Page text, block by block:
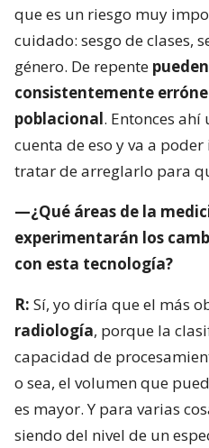
que es un riesgo muy
cuidado: sesgo de clases,
género. De repente
consistentemente
poblacional. Entonces
cuenta de eso y va a
tratar de arreglarlo para
—¿Qué áreas de la
experimentarán los
con esta tecnología?
R: Sí, yo diría que el más
radiología, porque la
capacidad de
o sea, el volumen que
es mayor. Y para varias
siendo del nivel de un